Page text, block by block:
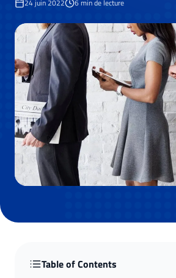
24 juin 2022 6min de lecture
Table of Contents